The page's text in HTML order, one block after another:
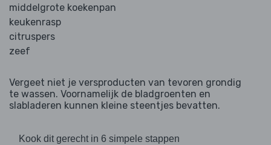
middelgrote koekenpan
keukenrasp
citruspers
zeef
Vergeet niet je versproducten van tevoren grondig
te wassen. Voornamelijk de bladgroenten en
slabladeren kunnen kleine steentjes bevatten.
Kook dit gerecht in 6 simpele stappen